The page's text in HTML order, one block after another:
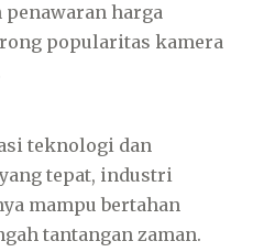
harga
popularitas kamera
teknologi dan
tepat, industri
mampu bertahan
tantangan zaman.